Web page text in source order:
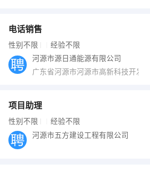
电话销售
性别不限 经验不限
河源市源日通能源有限公司
广东省河源市河源市高新科技开发区
项目助理
性别不限 经验不限
河源市五方建设工程有限公司